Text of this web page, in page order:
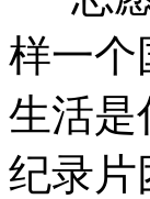
样一个
生活是
纪录片